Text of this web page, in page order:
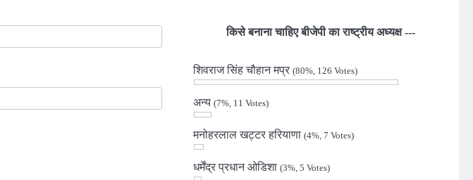
किसे बनाना चाहिए बीजेपी का राष्ट्रीय अध्यक्ष ---
शिवराज सिंह चौहान मप्र (80%, 126 Votes)
अन्य (7%, 11 Votes)
मनोहरलाल खट्टर हरियाणा (4%, 7 Votes)
धर्मेंद्र प्रधान ओडिशा (3%, 5 Votes)